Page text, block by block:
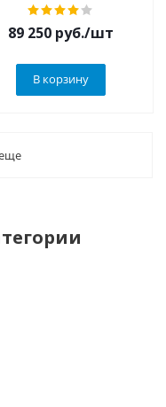
89 250 руб./шт
В корзину